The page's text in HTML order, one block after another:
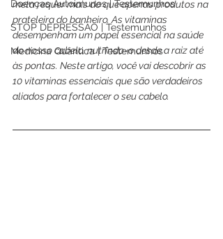
Doenças Autoimunes | Testemunhos
STOP DEPRESSÃO | Testemunhos
Medicina Quântica | Testemunhos
meta requer mais do que apenas produtos na
prateleira do banheiro. As vitaminas
desempenham um papel essencial na saúde
do nosso cabelo, nutrindo-o desde a raiz até
às pontas. Neste artigo, você vai descobrir as
10 vitaminas essenciais que são verdadeiros
aliados para fortalecer o seu cabelo.